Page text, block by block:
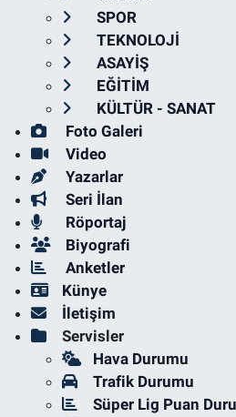
SPOR
TEKNOLOJİ
ASAYİŞ
EĞİTİM
KÜLTÜR - SANAT
Foto Galeri
Video
Yazarlar
Seri İlan
Röportaj
Biyografi
Anketler
Künye
İletişim
Servisler
Hava Durumu
Trafik Durumu
Süper Lig Puan